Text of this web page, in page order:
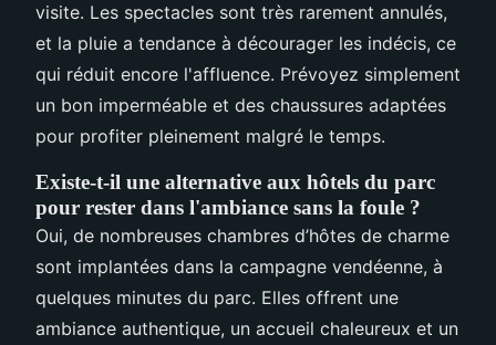
visite. Les spectacles sont très rarement annulés,
et la pluie a tendance à décourager les indécis, ce
qui réduit encore l'affluence. Prévoyez simplement
un bon imperméable et des chaussures adaptées
pour profiter pleinement malgré le temps.
Existe-t-il une alternative aux hôtels du parc
pour rester dans l'ambiance sans la foule ?
Oui, de nombreuses chambres d’hôtes de charme
sont implantées dans la campagne vendéenne, à
quelques minutes du parc. Elles offrent une
ambiance authentique, un accueil chaleureux et un